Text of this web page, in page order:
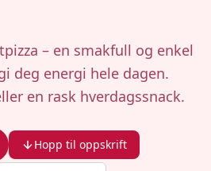
– en smakfull og enkel
deg energi hele dagen.
en rask hverdagssnack.
Hopp til oppskrift